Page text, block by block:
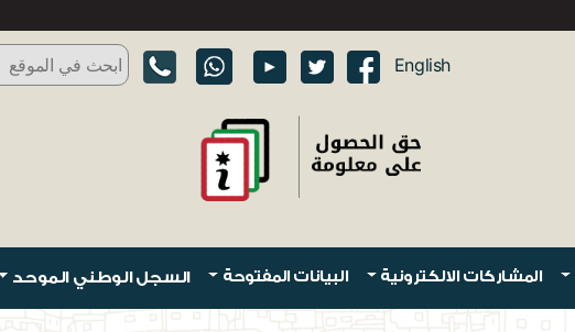
English
المشاركات الالكترونية البيانات المفتوحة السجل الوطني الموحد